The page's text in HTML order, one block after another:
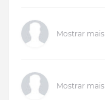
Mostrar mais
Mostrar mais